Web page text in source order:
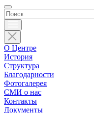
О Центре
История
Структура
Благодарности
Фотогалерея
СМИ о нас
Контакты
Документы